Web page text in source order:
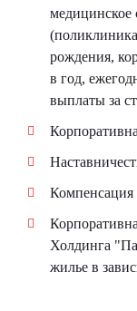
медицинское
рождения,
в год,
выплаты за
Холдинга
жилье в